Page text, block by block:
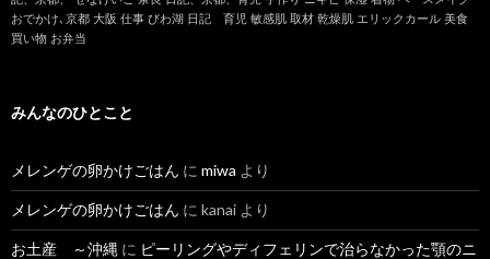
おでかけ､京都 大阪 仕事 びわ湖 日記 育児 敏感肌 取材 乾燥肌 エリックカール 美食
買い物 お弁当
みんなのひとこと
メレンゲの卵かけごはん に miwa より
メレンゲの卵かけごはん に kanai より
お土産 ～沖縄 に ピーリングやディフェリンで治らなかった顎のニ